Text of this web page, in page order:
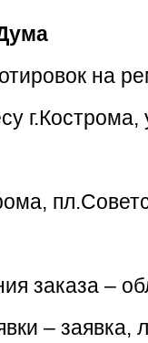
на
г.Кострома,
заказа –
– заявка,